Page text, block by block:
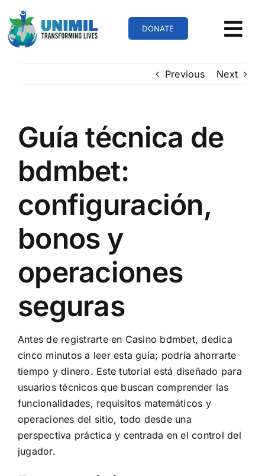
content
DONATE
Previous Next
Guía técnica de
bdmbet:
configuración,
bonos y
operaciones
seguras
Antes de registrarte en Casino bdmbet, dedica
cinco minutos a leer esta guía; podría ahorrarte
tiempo y dinero. Este tutorial está diseñado para
usuarios técnicos que buscan comprender las
funcionalidades, requisitos matemáticos y
operaciones del sitio, todo desde una
perspectiva práctica y centrada en el control del
jugador.